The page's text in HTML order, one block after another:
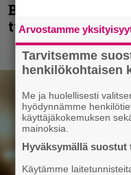
Blind Channel
tuplasingle
Arvostamme
Tarvitsemme
henkilökohtaisen
Me ja huolellisesti
hyödynnämme
käyttäjäkokemuksen
mainoksia.
Hyväksymällä
Käytämme